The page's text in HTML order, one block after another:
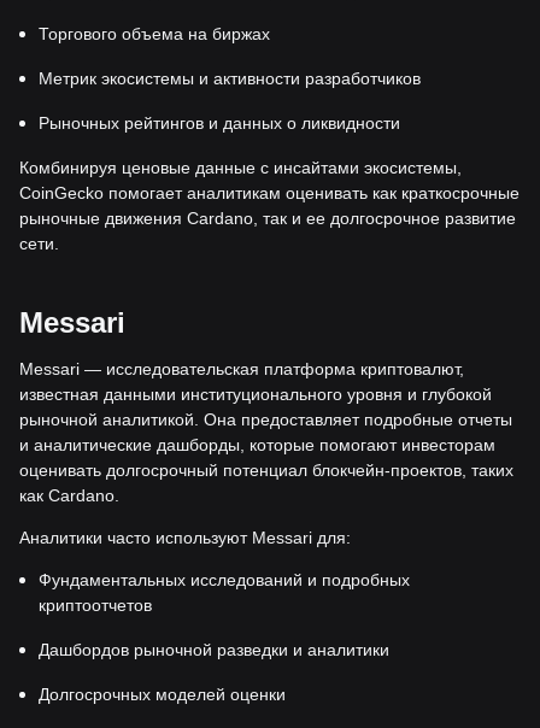
Торгового объема на биржах
Метрик экосистемы и активности разработчиков
Рыночных рейтингов и данных о ликвидности
Комбинируя ценовые данные с инсайтами экосистемы,
CoinGecko помогает аналитикам оценивать как краткосрочные
рыночные движения Cardano, так и ее долгосрочное развитие
сети.
Messari
Messari — исследовательская платформа криптовалют,
известная данными институционального уровня и глубокой
рыночной аналитикой. Она предоставляет подробные отчеты
и аналитические дашборды, которые помогают инвесторам
оценивать долгосрочный потенциал блокчейн-проектов, таких
как Cardano.
Аналитики часто используют Messari для:
Фундаментальных исследований и подробных
криптоотчетов
Дашбордов рыночной разведки и аналитики
Долгосрочных моделей оценки